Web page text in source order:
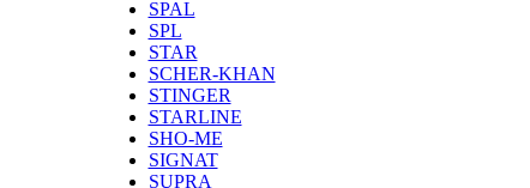
SPAL
SPL
STAR
SCHER-KHAN
STINGER
STARLINE
SHO-ME
SIGNAT
SUPRA